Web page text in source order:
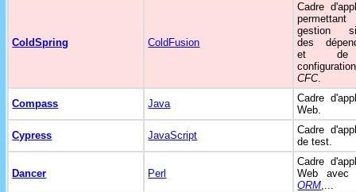
ColdSpring ColdFusion
Cadre
gestion
des
et
CFC.
Compass Java
Cadre
Web.
Cypress JavaScript
Cadre
de test.
Dancer Perl
Cadre
Web
ORM,...